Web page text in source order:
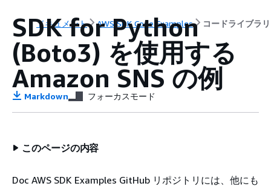
ドキュメント AWS SDK Code Examples コードライブラリ
SDK for Python
(Boto3) を使用する
Amazon SNS の例
Markdown フォーカスモード
このページの内容
Doc AWS SDK Examples GitHub リポジトリには、他にも